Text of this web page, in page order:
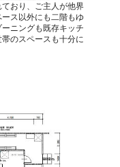
おり、ご主人が他界
ス以外にも二階もゆ
ニングも既存キッチ
のスペースも十分に